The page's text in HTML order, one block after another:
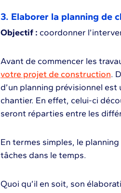
3. Elaborer la planning de
Objectif : coordonner
Avant de commencer les
votre projet de construction.
d’un planning prévisionnel
chantier. En effet, celui-ci
seront réparties entre les
En termes simples, le
tâches dans le temps.
Quoi qu’il en soit, son